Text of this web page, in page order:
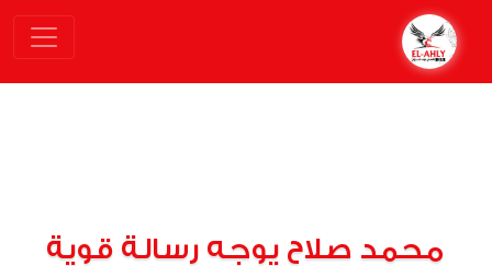
محمد صلاح يوجه رسالة قوية